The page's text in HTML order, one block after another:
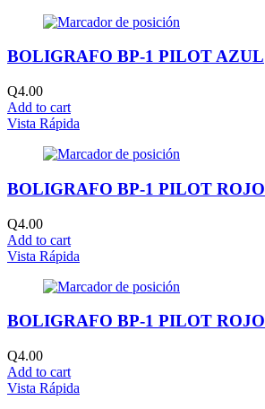
BOLIGRAFO BP-1 PILOT AZUL
Q4.00
Add to cart
Vista Rápida
BOLIGRAFO BP-1 PILOT ROJO
Q4.00
Add to cart
Vista Rápida
BOLIGRAFO BP-1 PILOT ROJO
Q4.00
Add to cart
Vista Rápida